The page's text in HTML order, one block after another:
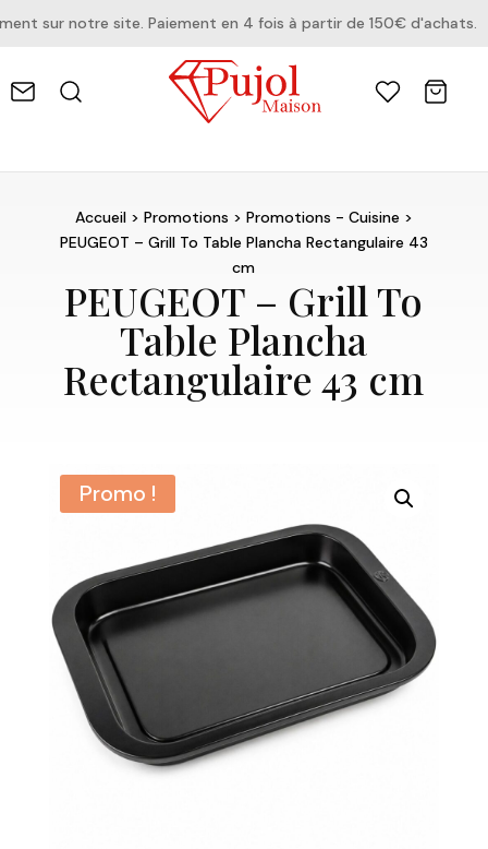
sur notre site. Paiement en 4 fois à partir de 150€ d'achats.
Accueil> Promotions > Promotions - Cuisine>
PEUGEOT – Grill To Table Plancha Rectangulaire 43
cm
PEUGEOT – Grill To
Table Plancha
Rectangulaire 43 cm
Promo !